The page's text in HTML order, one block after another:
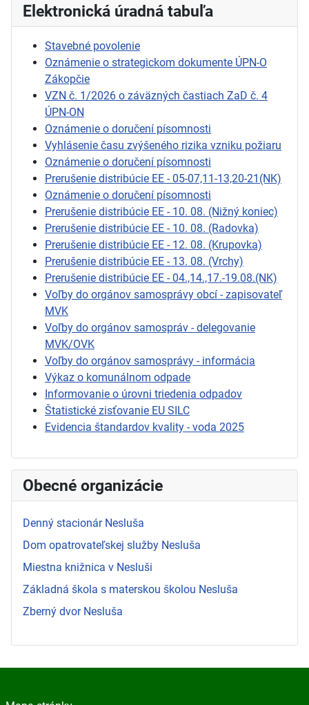
Elektronická úradná tabuľa
Stavebné povolenie
Oznámenie o strategickom dokumente ÚPN-O
Zákopčie
VZN č. 1/2026 o záväzných častiach ZaD č. 4
ÚPN-ON
Oznámenie o doručení písomnosti
Vyhlásenie času zvýšeného rizika vzniku požiaru
Oznámenie o doručení písomnosti
Prerušenie distribúcie EE - 05-07,11-13,20-21(NK)
Oznámenie o doručení písomnosti
Prerušenie distribúcie EE - 10. 08. (Nižný koniec)
Prerušenie distribúcie EE - 10. 08. (Radovka)
Prerušenie distribúcie EE - 12. 08. (Krupovka)
Prerušenie distribúcie EE - 13. 08. (Vrchy)
Prerušenie distribúcie EE - 04.,14.,17.-19.08.(NK)
Voľby do orgánov samosprávy obcí - zapisovateľ
MVK
Voľby do orgánov samospráv - delegovanie
MVK/OVK
Voľby do orgánov samosprávy - informácia
Výkaz o komunálnom odpade
Informovanie o úrovni triedenia odpadov
Štatistické zisťovanie EU SILC
Evidencia štandardov kvality - voda 2025
Obecné organizácie
Denný stacionár Nesluša
Dom opatrovateľskej služby Nesluša
Miestna knižnica v Nesluši
Základná škola s materskou školou Nesluša
Zberný dvor Nesluša